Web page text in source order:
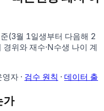
(3월 1일생부터 다음해 2
위와 재수·N수생 나이 계
자 · 검수 원칙 · 데이터 출
가